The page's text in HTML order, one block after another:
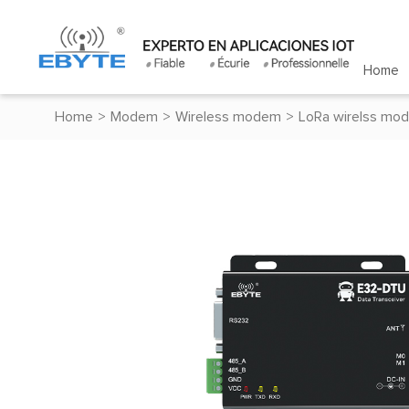
Home
Home > Modem > Wireless modem > LoRa wirelss